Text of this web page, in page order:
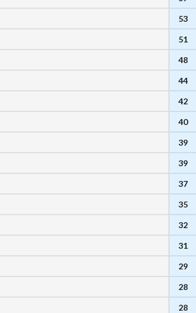
53
51
48
44
42
40
39
39
37
35
32
31
29
28
28